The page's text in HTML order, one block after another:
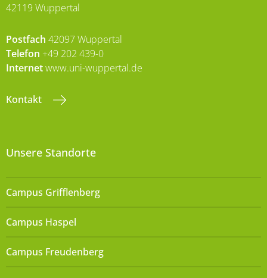
42119 Wuppertal
Postfach 42097 Wuppertal
Telefon +49 202 439-0
Internetwww.uni-wuppertal.de
Kontakt
Unsere Standorte
Campus Grifflenberg
Campus Haspel
Campus Freudenberg